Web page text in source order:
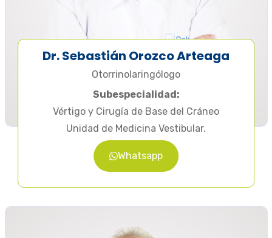
Dr. Sebastián Orozco Arteaga
Otorrinolaringólogo
Subespecialidad:
Vértigo y Cirugía de Base del Cráneo
Unidad de Medicina Vestibular.
Whatsapp